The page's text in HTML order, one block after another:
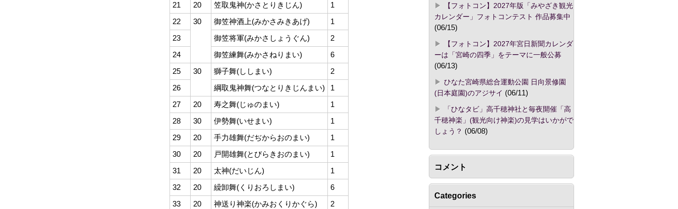
21 20 笠取鬼神(かさとりきじん) 1
22 30 御笠神酒上(みかさみきあげ) 1
23 御笠将軍(みかさしょうぐん) 2
24 御笠練舞(みかさねりまい) 6
25 30 獅子舞(ししまい) 2
26 綱取鬼神舞(つなとりきじんまい) 1
27 20 寿之舞(じゅのまい) 1
28 30 伊勢舞(いせまい) 1
29 20 手力雄舞(だぢからおのまい) 1
30 20 戸開雄舞(とびらきおのまい) 1
31 20 太神(だいじん) 1
32 20 繰卸舞(くりおろしまい) 6
33 20 神送り神楽(かみおくりかぐら) 2
【フォトコン】2027年版「みやざき観光
カレンダー」フォトコンテスト 作品募集中
(06/15)
【フォトコン】2027年宮日新聞カレンダ
ーは「宮崎の四季」をテーマに一般公募
(06/13)
ひなた宮崎県総合運動公園 日向景修園
(日本庭園)のアジサイ (06/11)
「ひなタビ」高千穂神社と毎夜開催「高
千穂神楽」(観光向け神楽)の見学はいかがで
しょう？ (06/08)
コメント
Categories